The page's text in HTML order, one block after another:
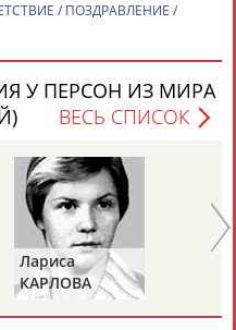
АБДУВАЛИЕВ
АБДУЛАЕВ
Камиль
АБДУЛАЗИЗОВ
Загалав
АБДУЛБЕКОВ
/ ПОЗДРАВЛЕНИЕ /
У ПЕРСОН ИЗ МИРА
ВЕСЬ СПИСОК
Лариса
КАРЛОВА